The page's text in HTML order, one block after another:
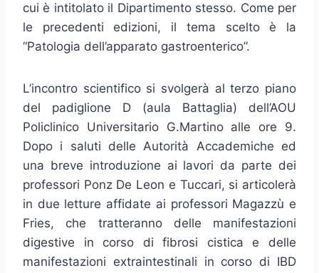
cui è intitolato il Dipartimento stesso. Come per
le precedenti edizioni, il tema scelto è la
“Patologia dell’apparato gastroenterico”.
L’incontro scientifico si svolgerà al terzo piano
del padiglione D (aula Battaglia) dell’AOU
Policlinico Universitario G.Martino alle ore 9.
Dopo i saluti delle Autorità Accademiche ed
una breve introduzione ai lavori da parte dei
professori Ponz De Leon e Tuccari, si articolerà
in due letture affidate ai professori Magazzù e
Fries, che tratteranno delle manifestazioni
digestive in corso di fibrosi cistica e delle
manifestazioni extraintestinali in corso di IBD